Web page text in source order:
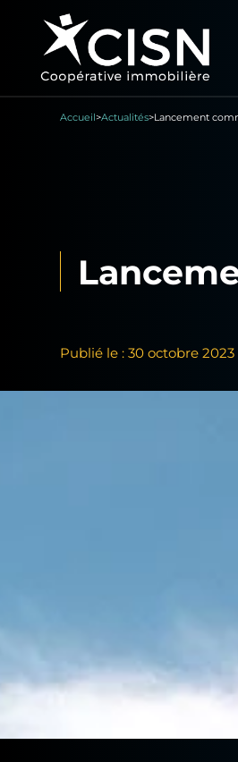
Accueil>Actualités>Lancement
Publié le : 30 octobre 2023